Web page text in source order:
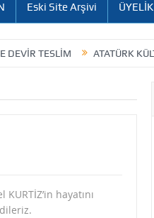
Eski Site Arşivi
TESLİM ATATÜRK
hayatını